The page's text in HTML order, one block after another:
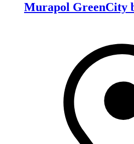
Murapol GreenCity